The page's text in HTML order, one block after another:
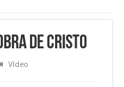
de Cristo
Vídeo